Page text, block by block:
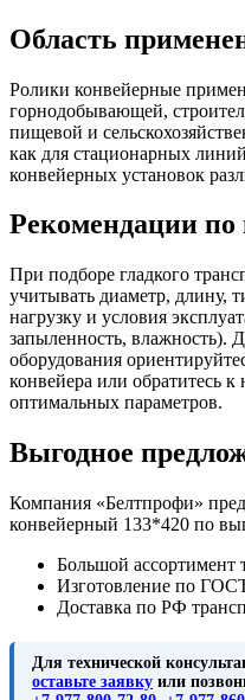
Область
Ролики конвейерные
горнодобывающей,
пищевой и
как для стационарных
конвейерных установок
Рекомендации по
При подборе гладкого
учитывать диаметр, длину,
нагрузку и условия
запыленность, влажность).
оборудования
конвейера или обратитесь
оптимальных параметров.
Выгодное
Компания «Белтпрофи»
конвейерный 133*420 по
Большой ассортимент
Изготовление по
Доставка по РФ
Для технической
оставьте заявку или